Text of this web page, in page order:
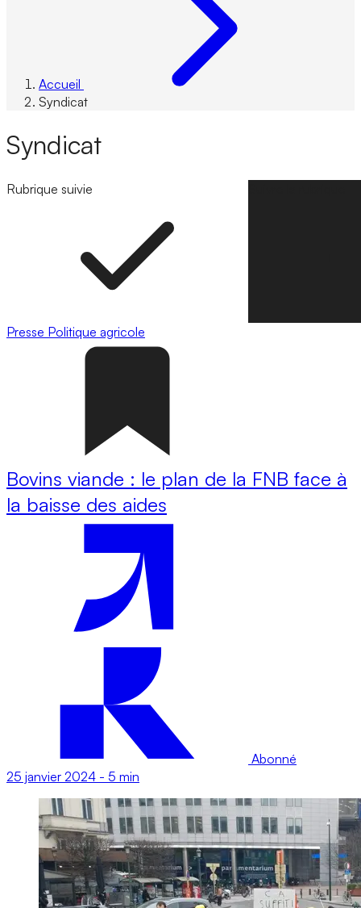
Accueil
Syndicat
Syndicat
Rubrique suivie
Presse Politique agricole
Bovins viande : le plan de la FNB face à
la baisse des aides
Abonné
25 janvier 2024 - 5 min